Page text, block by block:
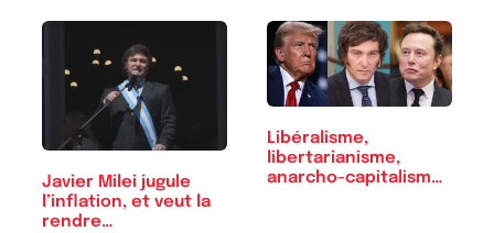
Javier Milei jugule
l’inflation, et veut la
rendre…
Libéralisme,
libertarianisme,
anarcho-capitalisme :